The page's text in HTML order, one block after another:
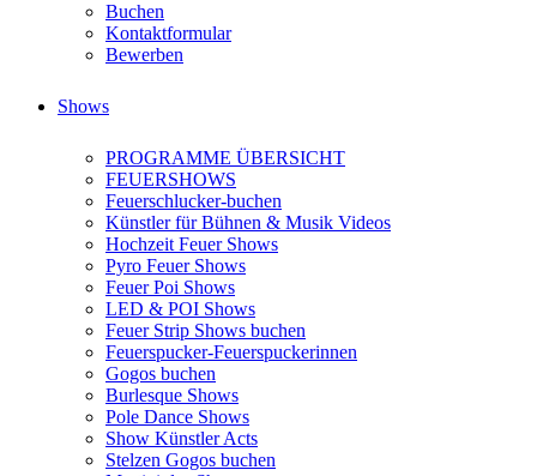
Buchen
Kontaktformular
Bewerben
Shows
PROGRAMME ÜBERSICHT
FEUERSHOWS
Feuerschlucker-buchen
Künstler für Bühnen & Musik Videos
Hochzeit Feuer Shows
Pyro Feuer Shows
Feuer Poi Shows
LED & POI Shows
Feuer Strip Shows buchen
Feuerspucker-Feuerspuckerinnen
Gogos buchen
Burlesque Shows
Pole Dance Shows
Show Künstler Acts
Stelzen Gogos buchen